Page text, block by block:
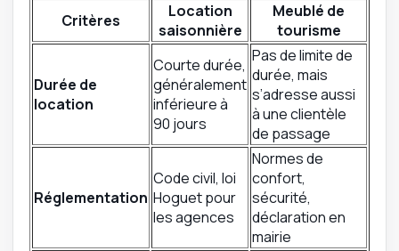
Critères
Location
saisonnière
Meublé de
tourisme
Durée de
location
Courte durée,
généralement
inférieure à
90 jours
Pas de limite de
durée, mais
s’adresse aussi
à une clientèle
de passage
Réglementation
Code civil, loi
Hoguet pour
les agences
Normes de
confort,
sécurité,
déclaration en
mairie